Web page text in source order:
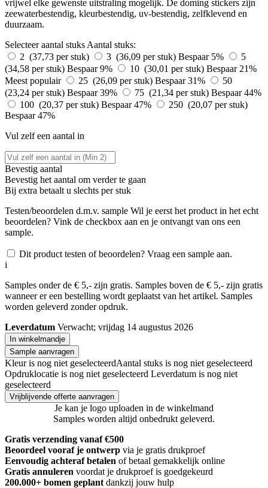
vrijwel elke gewenste uitstraling mogelijk. De doming stickers zijn
zeewaterbestendig, kleurbestendig, uv-bestendig, zelfklevend en
duurzaam.
Selecteer aantal stuks Aantal stuks:
2 (37,73 per stuk)
3 (36,09 per stuk) Bespaar 5%
5
(34,58 per stuk) Bespaar 9% 10 (30,01 per stuk) Bespaar 21%
Meest populair
25 (26,09 per stuk) Bespaar 31%
50
(23,24 per stuk) Bespaar 39% 75 (21,34 per stuk) Bespaar 44%
100 (20,37 per stuk) Bespaar 47%
250 (20,07 per stuk)
Bespaar 47%
Vul zelf een aantal in
Bevestig aantal
Bevestig het aantal om verder te gaan
Bij extra betaalt u slechts per stuk
Testen/beoordelen d.m.v. sample Wil je eerst het product in het echt
beoordelen? Vink de checkbox aan en je ontvangt van ons een
sample.
Dit product testen of beoordelen? Vraag een sample aan.
i
Samples onder de € 5,- zijn gratis. Samples boven de € 5,- zijn gratis
wanneer er een bestelling wordt geplaatst van het artikel. Samples
worden geleverd zonder opdruk.
Leverdatum Verwacht; vrijdag 14 augustus 2026
In winkelmandje
Sample aanvragen
Kleur is nog niet geselecteerdAantal stuks is nog niet geselecteerd
Opdruklocatie is nog niet geselecteerd Leverdatum is nog niet
geselecteerd
Vrijblijvende offerte aanvragen
Je kan je logo uploaden in de winkelmand
Samples worden altijd onbedrukt geleverd.
Gratis verzending vanaf €500
Beoordeel vooraf je ontwerp via je gratis drukproef
Eenvoudig achteraf betalen of betaal gemakkelijk online
Gratis annuleren voordat je drukproef is goedgekeurd
200.000+ bomen geplant dankzij jouw hulp